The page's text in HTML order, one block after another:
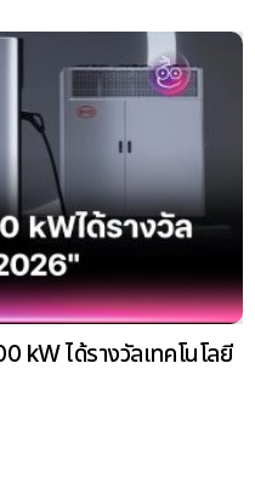
kW ได้รางวัลเทคโนโลยี